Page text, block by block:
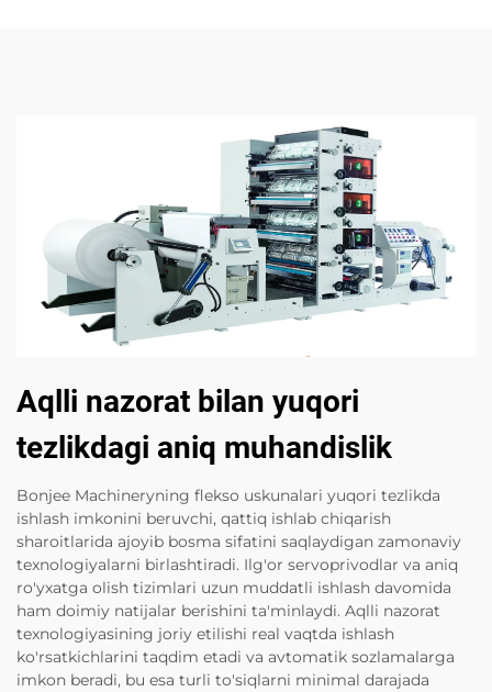
Aqlli nazorat bilan yuqori
tezlikdagi aniq muhandislik
Bonjee Machineryning flekso uskunalari yuqori tezlikda
ishlash imkonini beruvchi, qattiq ishlab chiqarish
sharoitlarida ajoyib bosma sifatini saqlaydigan zamonaviy
texnologiyalarni birlashtiradi. Ilg'or servoprivodlar va aniq
ro'yxatga olish tizimlari uzun muddatli ishlash davomida
ham doimiy natijalar berishini ta'minlaydi. Aqlli nazorat
texnologiyasining joriy etilishi real vaqtda ishlash
ko'rsatkichlarini taqdim etadi va avtomatik sozlamalarga
imkon beradi, bu esa turli to'siqlarni minimal darajada